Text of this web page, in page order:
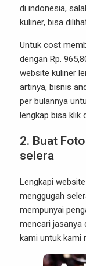
di indonesia,
kuliner, bisa
Untuk cost
dengan Rp.
website kuliner
artinya, bisnis
per bulannya
lengkap bisa klik
2. Buat
selera
Lengkapi
menggugah
mempunyai
mencari jasanya
kami untuk kami